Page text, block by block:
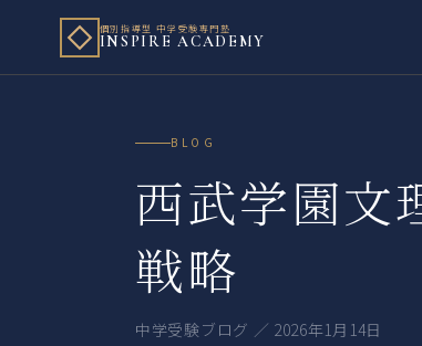
個別指導型 中学受験専門塾
INSPIRE ACADEMY
BLOG
西武学園文
戦略
中学受験ブログ ／ 2026年1月14日